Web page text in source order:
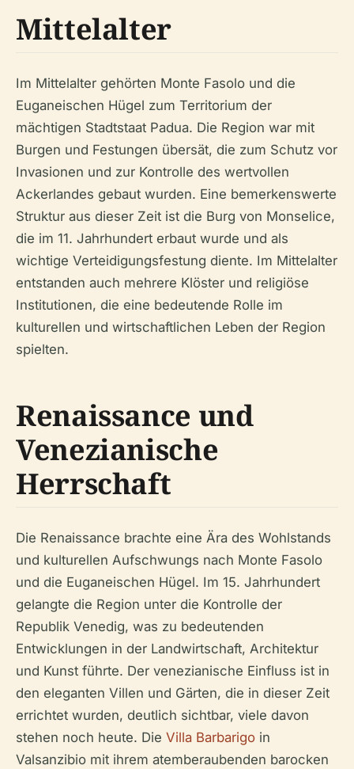
Mittelalter
Im Mittelalter gehörten Monte Fasolo und die
Euganeischen Hügel zum Territorium der
mächtigen Stadtstaat Padua. Die Region war mit
Burgen und Festungen übersät, die zum Schutz vor
Invasionen und zur Kontrolle des wertvollen
Ackerlandes gebaut wurden. Eine bemerkenswerte
Struktur aus dieser Zeit ist die Burg von Monselice,
die im 11. Jahrhundert erbaut wurde und als
wichtige Verteidigungsfestung diente. Im Mittelalter
entstanden auch mehrere Klöster und religiöse
Institutionen, die eine bedeutende Rolle im
kulturellen und wirtschaftlichen Leben der Region
spielten.
Renaissance und
Venezianische
Herrschaft
Die Renaissance brachte eine Ära des Wohlstands
und kulturellen Aufschwungs nach Monte Fasolo
und die Euganeischen Hügel. Im 15. Jahrhundert
gelangte die Region unter die Kontrolle der
Republik Venedig, was zu bedeutenden
Entwicklungen in der Landwirtschaft, Architektur
und Kunst führte. Der venezianische Einfluss ist in
den eleganten Villen und Gärten, die in dieser Zeit
errichtet wurden, deutlich sichtbar, viele davon
stehen noch heute. Die Villa Barbarigo in
Valsanzibio mit ihrem atemberaubenden barocken